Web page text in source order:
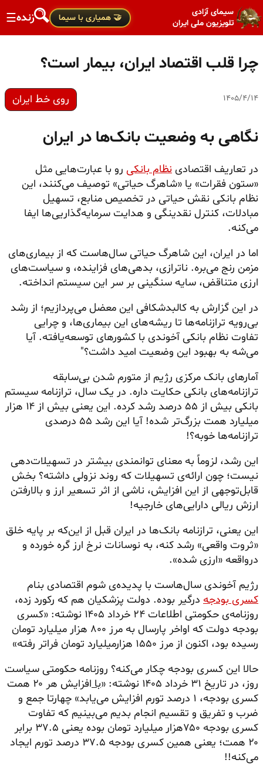
سیمای آزادی
تلویزیون ملی ایران
🤝 همیاری با سیما زنده☰
چرا قلب اقتصاد ایران، بیمار است؟
۱۴۰۵/۴/۱۴ روی خط ایران
نگاهی به وضعیت بانک‌ها در ایران
در تعاریف اقتصادی نظام بانکی رو با عبارت‌هایی مثل
«ستون فقرات» یا «شاهرگ حیاتی» توصیف می‌کنند، این
نظام بانکی نقش حیاتی در تخصیص منابع، تسهیل
مبادلات، کنترل نقدینگی و هدایت سرمایه‌گذاریی‌ها ایفا
می‌کنه.
اما در ایران، این شاهرگ حیاتی سال‌هاست که از بیماری‌های
مزمن رنج می‌بره. ناترازی، بدهی‌های فزاینده، و سیاست‌های
ارزی متناقض، سایه سنگینی بر سر این سیستم انداخته.
در این گزارش به کالبدشکافی این معضل می‌پردازیم؛ از رشد
بی‌رویه ترازنامه‌ها تا ریشه‌های این بیماری‌ها، و چرایی
تفاوت نظام بانکی آخوندی با کشورهای توسعه‌یافته. آیا
می‌شه به بهبود این وضعیت امید داشت؟"
آمارهای بانک مرکزی رژیم از متورم شدن بی‌سابقه
ترازنامه‌های بانکی حکایت داره. در یک سال، ترازنامه سیستم
بانکی بیش از ۵۵ درصد رشد کرده. این یعنی بیش از ۱۴ هزار
میلیارد همت بزرگ‌تر شده! آیا این رشد ۵۵ درصدی
ترازنامه‌ها خوبه؟!
این رشد، لزوماً به معنای توانمندی بیشتر در تسهیلات‌دهی
نیست؛ چون ارائه‌ی تسهیلات که روند نزولی داشته؟ بخش
قابل‌توجهی از این افزایش، ناشی از اثر تسعیر ارز و بالارفتن
ارزش ریالی دارایی‌های خارجیه!
این یعنی، ترازنامه بانک‌ها در ایران قبل از این‌که بر پایه خلق
«ثروت واقعی» رشد کنه، به نوسانات نرخ ارز گره خورده و
درواقعه «ارزی شده».
رژیم آخوندی سال‌هاست با پدیده‌ی شوم اقتصادی بنام
کسری بودجه درگیر بوده. دولت پزشکیان هم که رکورد زده،
روزنامه‌ی حکومتی اطلاعات ۲۴ خرداد ۱۴۰۵ نوشته: «کسری
بودجه دولت که اواخر پارسال به مرز ۸۰۰ هزار میلیارد تومان
رسیده بود، اکنون از مرز ۱۵۵۰ هزارمیلیارد تومان فراتر رفته»
حالا این کسری بودجه چکار می‌کنه؟ روزنامه حکومتی سیاست
روز، در تاریخ ۳۱ خرداد ۱۴۰۵ نوشته: «
با
افزایش هر ۲۰ همت
کسری بودجه، ۱ درصد تورم افزایش می‌یابد» چهارتا جمع و
ضرب و تفریق و تقسیم انجام بدیم می‌بینیم که تفاوت
کسری بودجه ۷۵۰هزار میلیارد تومان بوده یعنی ۳۷.۵ برابر
۲۰ همت؛ یعنی همین کسری بودجه ۳۷.۵ درصد تورم ایجاد
می‌کنه!!